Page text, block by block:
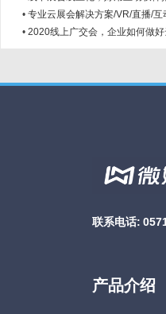
• 专业云展会解决方案/VR/直播/互
• 2020线上广交会，企业如何做好
联系电话:
产品介绍